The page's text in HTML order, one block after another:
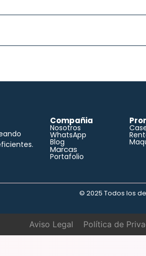
Compañia
Nosotros
WhatsApp
Blog
Marcas
Portafolio
© 2025 Todos los
Aviso Legal Política de